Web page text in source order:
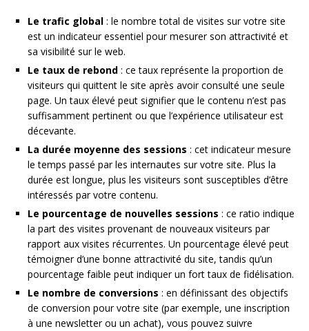
Le trafic global : le nombre total de visites sur votre site
est un indicateur essentiel pour mesurer son attractivité et
sa visibilité sur le web.
Le taux de rebond : ce taux représente la proportion de
visiteurs qui quittent le site après avoir consulté une seule
page. Un taux élevé peut signifier que le contenu n’est pas
suffisamment pertinent ou que l’expérience utilisateur est
décevante.
La durée moyenne des sessions : cet indicateur mesure
le temps passé par les internautes sur votre site. Plus la
durée est longue, plus les visiteurs sont susceptibles d’être
intéressés par votre contenu.
Le pourcentage de nouvelles sessions : ce ratio indique
la part des visites provenant de nouveaux visiteurs par
rapport aux visites récurrentes. Un pourcentage élevé peut
témoigner d’une bonne attractivité du site, tandis qu’un
pourcentage faible peut indiquer un fort taux de fidélisation.
Le nombre de conversions : en définissant des objectifs
de conversion pour votre site (par exemple, une inscription
à une newsletter ou un achat), vous pouvez suivre